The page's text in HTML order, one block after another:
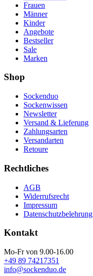
Frauen
Männer
Kinder
Angebote
Bestseller
Sale
Marken
Shop
Sockenduo
Sockenwissen
Newsletter
Versand & Lieferung
Zahlungsarten
Versandarten
Retoure
Rechtliches
AGB
Widerrufsrecht
Impressum
Datenschutzbelehrung
Kontakt
Mo-Fr von 9.00-16.00
+49 89 74217351
info@sockenduo.de